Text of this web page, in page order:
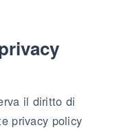
il diritto di
privacy policy